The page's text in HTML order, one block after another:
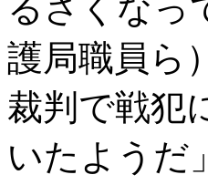
るさくなっ
護局職員ら
裁判で戦犯
いたようだ